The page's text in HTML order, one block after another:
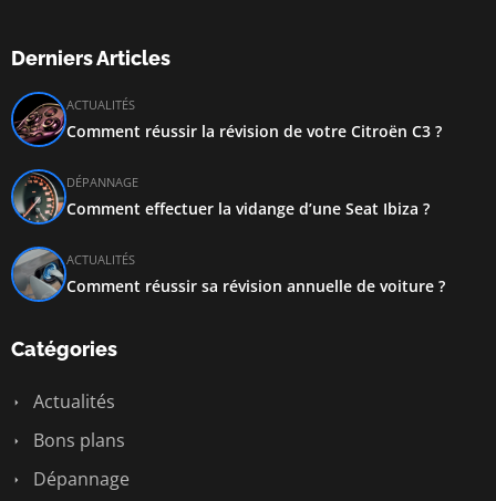
Derniers Articles
ACTUALITÉS
Comment réussir la révision de votre Citroën C3 ?
DÉPANNAGE
Comment effectuer la vidange d’une Seat Ibiza ?
ACTUALITÉS
Comment réussir sa révision annuelle de voiture ?
Catégories
Actualités
Bons plans
Dépannage